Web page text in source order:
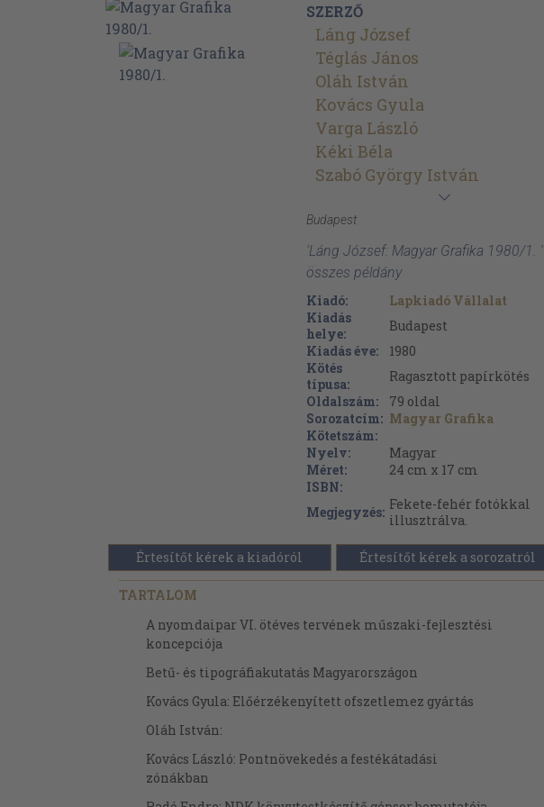
SZERZŐ
Láng József
Téglás János
Oláh István
Kovács Gyula
Varga László
Kéki Béla
Szabó György István
Budapest
'Láng József: Magyar Grafika 1980/1. '
összes példány
Kiadó:
Lapkiadó Vállalat
Kiadás
helye:
Budapest
Kiadás éve:
1980
Kötés
típusa:
Ragasztott papírkötés
Oldalszám:
79 oldal
Sorozatcím: Magyar Grafika
Kötetszám:
Nyelv:
Magyar
Méret:
24 cm x 17 cm
ISBN:
Megjegyzés: Fekete-fehér fotókkal
illusztrálva.
Értesítőt kérek a kiadóról Értesítőt kérek a sorozatról
TARTALOM
A nyomdaipar VI. ötéves tervének műszaki-fejlesztési
koncepciója
Betű- és tipográfiakutatás Magyarországon
Kovács Gyula: Előérzékenyített ofszetlemez gyártás
Oláh István:
Kovács László: Pontnövekedés a festékátadási
zónákban